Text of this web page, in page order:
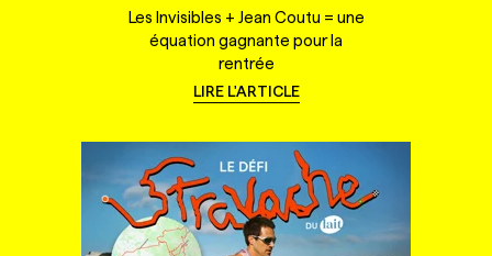
Les Invisibles + Jean Coutu = une
équation gagnante pour la
rentrée
LIRE L'ARTICLE